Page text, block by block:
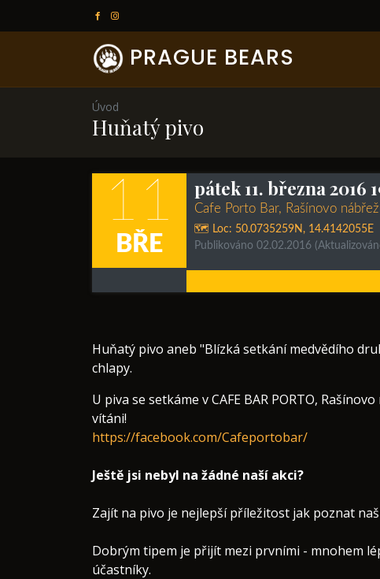
PRAGUE BEARS
Úvod
Huňatý pivo
11
BŘE
pátek 11. března 2016
Cafe Porto Bar, Rašínovo
🗺️ Loc: 50.0735259N , 14.4142055E
Publikováno 02.02.2016
​Huňatý pivo aneb "Blízká setkání medvědího
chlapy.
U piva se setkáme v CAFE BAR PORTO,
vítáni!
https://facebook.com/Cafeportobar/
Ještě jsi nebyl na žádné naší akci?
Zajít na pivo je nejlepší příležitost jak poznat
Dobrým tipem je přijít mezi prvními - mnohem
účastníky.